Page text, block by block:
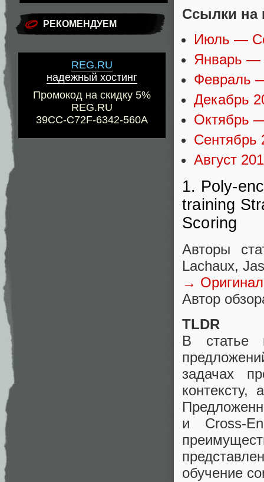
РЕКОМЕНДУЕМ
REG.RU
надежный хостинг
Промокод на скидку 5%
REG.RU
39CC-C72F-6342-560A
Ссылки на
Июль —
Январь —
Февраль
Декабрь
Октябрь
Сентябрь
Август
1. Poly-
training
Scoring
Авторы
Lachaux,
→ Оригинал
Автор
TLDR
В статье
задачах
и Cross-
обучение